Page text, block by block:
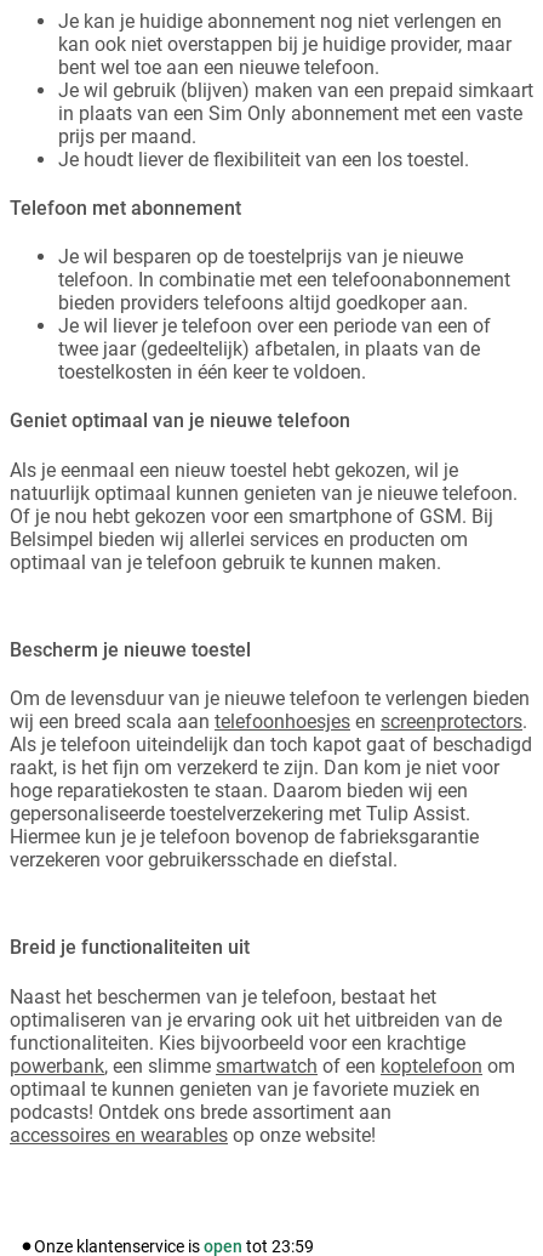
Je kan je huidige abonnement nog niet verlengen en
kan ook niet overstappen bij je huidige provider, maar
bent wel toe aan een nieuwe telefoon.
Je wil gebruik (blijven) maken van een prepaid simkaart
in plaats van een Sim Only abonnement met een vaste
prijs per maand.
Je houdt liever de flexibiliteit van een los toestel.
Telefoon met abonnement
Je wil besparen op de toestelprijs van je nieuwe
telefoon. In combinatie met een telefoonabonnement
bieden providers telefoons altijd goedkoper aan.
Je wil liever je telefoon over een periode van een of
twee jaar (gedeeltelijk) afbetalen, in plaats van de
toestelkosten in één keer te voldoen.
Geniet optimaal van je nieuwe telefoon
Als je eenmaal een nieuw toestel hebt gekozen, wil je
natuurlijk optimaal kunnen genieten van je nieuwe telefoon.
Of je nou hebt gekozen voor een smartphone of GSM. Bij
Belsimpel bieden wij allerlei services en producten om
optimaal van je telefoon gebruik te kunnen maken.
Bescherm je nieuwe toestel
Om de levensduur van je nieuwe telefoon te verlengen bieden
wij een breed scala aan telefoonhoesjes en screenprotectors.
Als je telefoon uiteindelijk dan toch kapot gaat of beschadigd
raakt, is het fijn om verzekerd te zijn. Dan kom je niet voor
hoge reparatiekosten te staan. Daarom bieden wij een
gepersonaliseerde toestelverzekering met Tulip Assist.
Hiermee kun je je telefoon bovenop de fabrieksgarantie
verzekeren voor gebruikersschade en diefstal.
Breid je functionaliteiten uit
Naast het beschermen van je telefoon, bestaat het
optimaliseren van je ervaring ook uit het uitbreiden van de
functionaliteiten. Kies bijvoorbeeld voor een krachtige
powerbank, een slimme smartwatch of een koptelefoon om
optimaal te kunnen genieten van je favoriete muziek en
podcasts! Ontdek ons brede assortiment aan
accessoires en wearables op onze website!
Onze klantenservice isopen tot 23:59